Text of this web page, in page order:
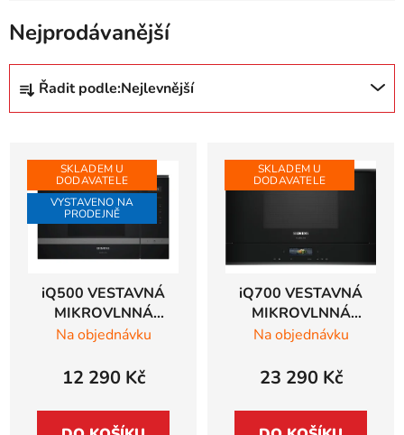
Nejprodávanější
Ř
z
Řadit podle:Nejlevnější
SKLADEM U
DODAVATELE
VYSTAVENO NA
PRODEJNĚ
iQ500 VESTAVNÁ
MIKROVLNNÁ
TROUBA Siemens
BF425LMB0
Na objednávku
12 290 Kč
SKLADEM U
DODAVATELE
iQ700 VESTAVNÁ
MIKROVLNNÁ
TROUBA Siemens
BF922L1B1
Na objednávku
23 290 Kč